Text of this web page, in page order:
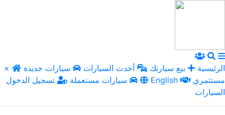
× الرئيسية بيع سيارتك أحدث السيارات
سيارات جديدة
سيارات مستعملة
تسجيل الدخول English
السيارات